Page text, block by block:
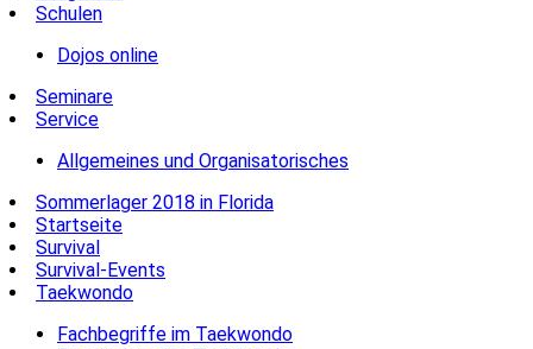
Schulen
Dojos online
Seminare
Service
Allgemeines und Organisatorisches
Sommerlager 2018 in Florida
Startseite
Survival
Survival-Events
Taekwondo
Fachbegriffe im Taekwondo